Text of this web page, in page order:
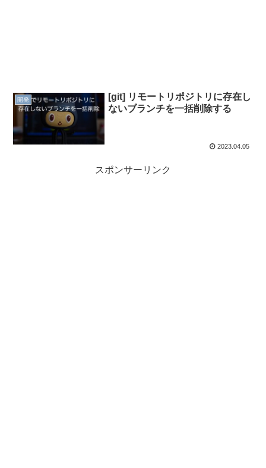
開発
[git] リモートリポジトリに存在し
ないブランチを一括削除する
2023.04.05
スポンサーリンク